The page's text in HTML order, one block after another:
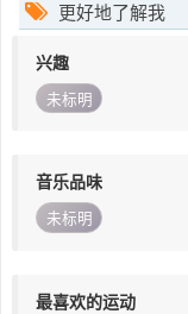
更好地了解我
兴趣
未标明
音乐品味
未标明
最喜欢的运动